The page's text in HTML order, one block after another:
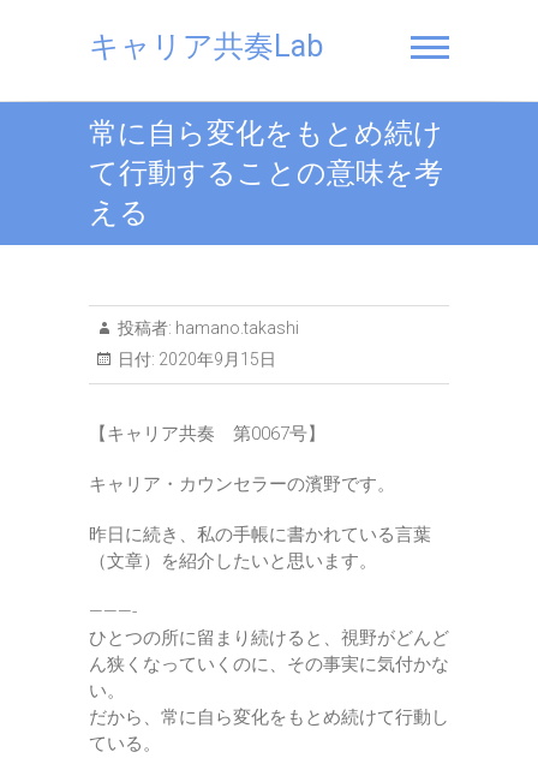
キャリア共奏Lab
常に自ら変化をもとめ続け
て行動することの意味を考
える
投稿者: hamano.takashi
日付: 2020年9月15日
【キャリア共奏 第0067号】
キャリア・カウンセラーの濱野です。
昨日に続き、私の手帳に書かれている言葉
（文章）を紹介したいと思います。
———-
ひとつの所に留まり続けると、視野がどんど
ん狭くなっていくのに、その事実に気付かな
い。
だから、常に自ら変化をもとめ続けて行動し
ている。